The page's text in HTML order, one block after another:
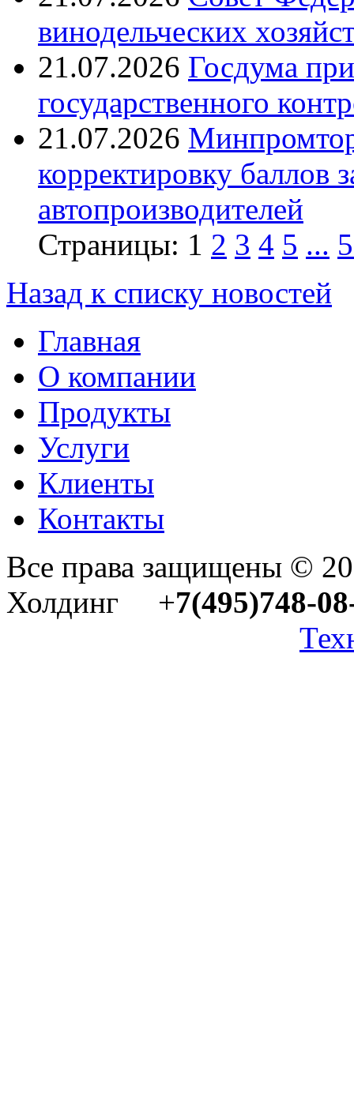
винодельческих
21.07.2026 Госдума
государственного
21.07.2026
корректировку
автопроизводителей
Страницы: 1 2 3 4 5 ...
Назад к списку новостей
Главная
О компании
Продукты
Услуги
Клиенты
Контакты
Все права защищены ©
Холдинг +7(495)748-